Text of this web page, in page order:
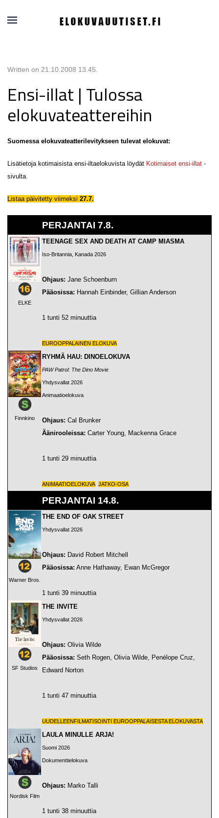
Written on 21.10.2008 13.45
Ensi-illat | Tulossa
elokuvateattereihin
Suomessa elokuvateatterilevitykseen tulevat elokuvat:
Lisätietoja kotimaisista ensi-iltaelokuvista löydät Kotimaiset ensi-illat -
sivulta.
Listaa päivitetty viimeksi 27.7.
PERJANTAI 7.8.
ELKE
TEENAGE SEX AND DEATH AT CAMP MIASMA
Iso-Britannia, Kanada 2026
Ohjaus: Jane Schoenburn
Pääosissa: Hannah Einbinder, Gillian Anderson
1 tunti 52 minuuttia
EUROOPPALAINEN ELOKUVA
Finnkino
RYHMÄ HAU: DINOELOKUVA
PAW Patrol: The Dino Movie
Yhdysvallat 2026
Animaatioelokuva
Ohjaus: Cal Brunker
Äänirooleissa: Carter Young, Mackenna Grace
1 tunti 29 minuuttia
ANIMAATIOELOKUVA JATKO-OSA
PERJANTAI 14.8.
Warner Bros.
THE END OF OAK STREET
Yhdysvallat 2026
Ohjaus: David Robert Mitchell
Pääosissa: Anne Hathaway, Ewan McGregor
1 tunti 39 minuuttia
SF Studios
THE INVITE
Yhdysvallat 2026
Ohjaus: Olivia Wilde
Pääosissa: Seth Rogen, Olivia Wilde, Penélope Cruz,
Edward Norton
1 tunti 47 minuuttia
UUDELLEENFILMATISOINTI EUROOPPALAISESTA ELOKUVASTA
Nordisk Film
LAULA MINULLE ARJA!
Suomi 2026
Dokumenttielokuva
Ohjaus: Marko Talli
1 tunti 38 minuuttia